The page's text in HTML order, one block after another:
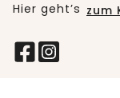
Hier geht’s zum